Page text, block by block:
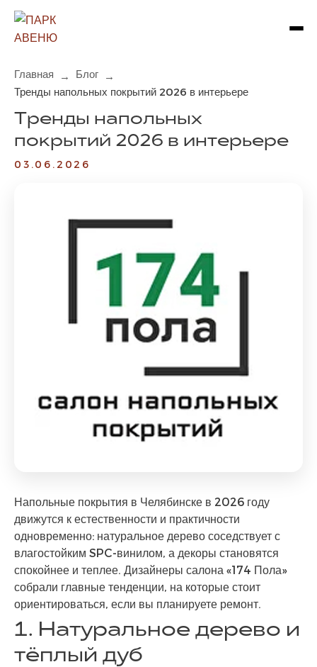
Главная → Блог
→
Тренды напольных покрытий 2026 в интерьере
Тренды напольных
покрытий 2026 в интерьере
03.06.2026
Напольные покрытия в Челябинске в 2026 году
движутся к естественности и практичности
одновременно: натуральное дерево соседствует с
влагостойким SPC-винилом, а декоры становятся
спокойнее и теплее. Дизайнеры салона «174 Пола»
собрали главные тенденции, на которые стоит
ориентироваться, если вы планируете ремонт.
1. Натуральное дерево и
тёплый дуб